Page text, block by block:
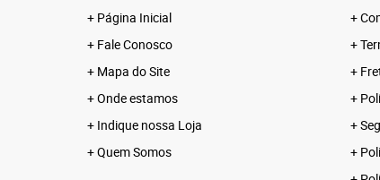
Página Inicial
Fale Conosco
Mapa do Site
Onde estamos
Indique nossa Loja
Quem Somos